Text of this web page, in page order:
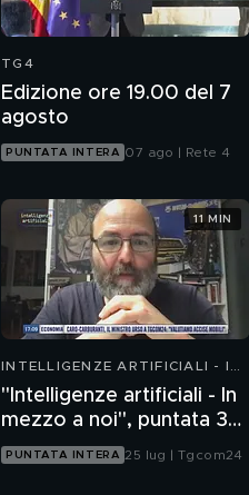
TG4
Edizione ore 19.00 del 7
agosto
PUNTATA INTERA 07 ago | Rete 4
INTELLIGENZE ARTIFICIALI - IN
"Intelligenze artificiali - In
mezzo a noi", puntata 35:
il progetto Glasswing
PUNTATA INTERA 25 lug | Tgcom24
11 MIN